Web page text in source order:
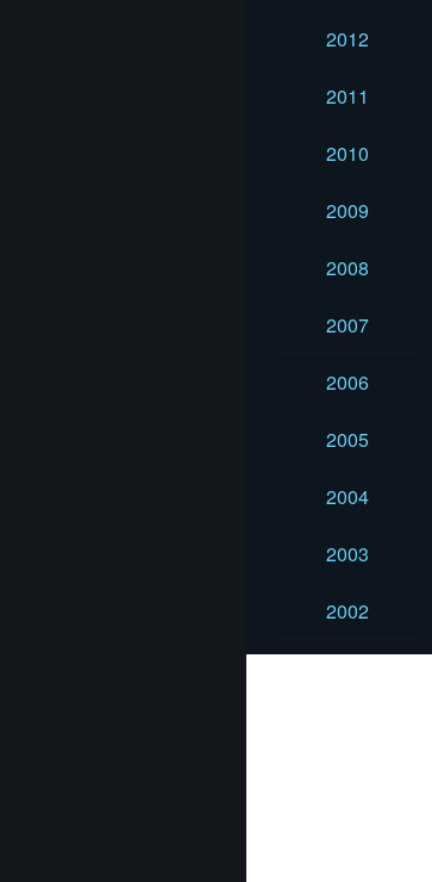
2012
2011
2010
2009
2008
2007
2006
2005
2004
2003
2002